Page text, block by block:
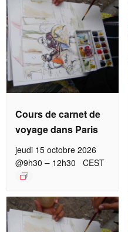
Cours de carnet de
voyage dans Paris
jeudi 15 octobre 2026
@9h30 – 12h30 CEST